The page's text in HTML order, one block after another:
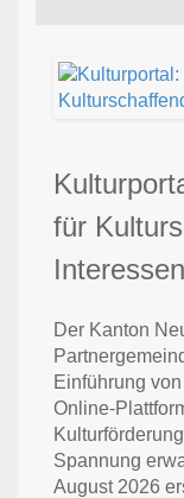
für
Der Kanton
Einführung
Online-
Spannung
August 2026